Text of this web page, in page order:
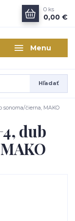
Menu
Hľadať
0 ks
0,00 €
sonoma/čierna, MAKO
dub